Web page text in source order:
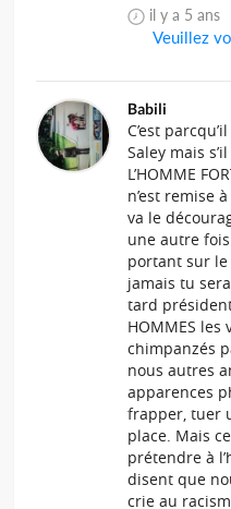
il y a 5
Veuillez
Babili
C’est
Saley mais
L’HOMME
n’est remise
va le
une autre
portant sur
jamais tu
tard
HOMMES les
chimpanzés
nous autres
apparences
frapper, tuer
place. Mais
prétendre à
disent que
crie au